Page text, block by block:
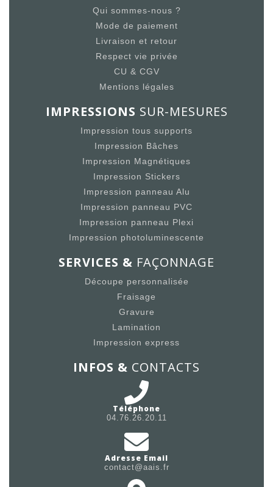
Qui sommes-nous ?
Mode de paiement
Livraison et retour
Respect vie privée
CU & CGV
Mentions légales
IMPRESSIONS SUR-MESURES
Impression tous supports
Impression Bâches
Impression Magnétiques
Impression Stickers
Impression panneau Alu
Impression panneau PVC
Impression panneau Plexi
Impression photoluminescente
SERVICES & FAÇONNAGE
Découpe personnalisée
Fraisage
Gravure
Lamination
Impression express
INFOS & CONTACTS
Téléphone
04.76.26.20.11
Adresse Email
contact@aais.fr